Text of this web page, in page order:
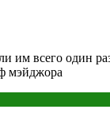
им всего один
мэйджора